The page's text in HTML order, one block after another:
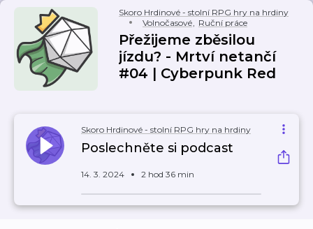
Skoro Hrdinové - stolní RPG hry na hrdiny
Volnočasové, Ruční práce
Přežijeme zběsilou
jízdu? - Mrtví netančí
#04 | Cyberpunk Red
Skoro Hrdinové - stolní RPG hry na hrdiny
Poslechněte si podcast
14. 3. 2024 2 hod 36 min